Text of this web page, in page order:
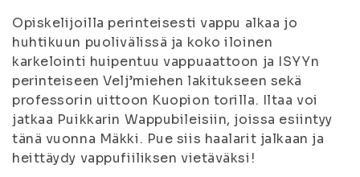
Opiskelijoilla perinteisesti vappu alkaa jo
huhtikuun puolivälissä ja koko iloinen
karkelointi huipentuu vappuaattoon ja ISYYn
perinteiseen Velj’miehen lakitukseen sekä
professorin uittoon Kuopion torilla. Iltaa voi
jatkaa Puikkarin Wappubileisiin, joissa esiintyy
tänä vuonna Mäkki. Pue siis haalarit jalkaan ja
heittäydy vappufiiliksen vietäväksi!